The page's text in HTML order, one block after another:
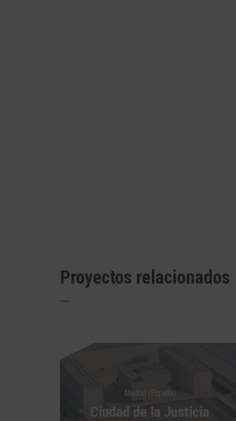
Proyectos relacionados
Madrid (España)
Ciudad de la Justicia